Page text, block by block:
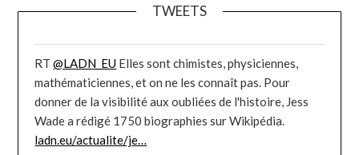
TWEETS
RT@LADN_EU Elles sont chimistes, physiciennes,
mathématiciennes, et on ne les connaît pas. Pour
donner de la visibilité aux oubliées de l'histoire, Jess
Wade a rédigé 1750 biographies sur Wikipédia.
ladn.eu/actualite/je…